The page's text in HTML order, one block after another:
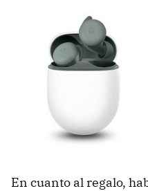
En cuanto al regalo,